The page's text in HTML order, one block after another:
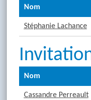
Nom
Stéphanie Lachance
Nom
Cassandre Perreault